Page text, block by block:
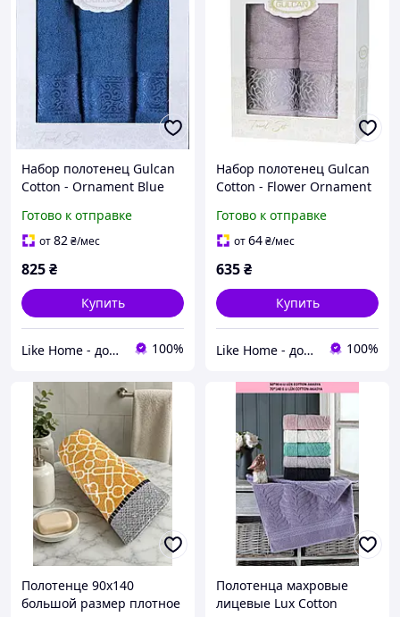
Набор полотенец Gulcan
Cotton - Ornament Blue
шт)
Готово к отправке
от82₴/мес
825₴
Купить
Like Home - домашний уют для всей семьи. Будьте как дома 🤗 100%
Набор полотенец Gulcan
Cotton - Flower Ornament
Готово к отправке
от64₴/мес
635₴
Купить
Like Home - домашний уют для всей семьи. Будьте как дома 🤗 100%
Полотенце 90x140
большой размер плотное
Полотенца махровые
лицевые Lux Cotton